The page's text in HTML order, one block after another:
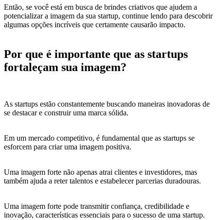
Então, se você está em busca de brindes criativos que ajudem a
potencializar a imagem da sua startup, continue lendo para descobrir
algumas opções incríveis que certamente causarão impacto.
Por que é importante que as startups
fortaleçam sua imagem?
As startups estão constantemente buscando maneiras inovadoras de
se destacar e construir uma marca sólida.
Em um mercado competitivo, é fundamental que as startups se
esforcem para criar uma imagem positiva.
Uma imagem forte não apenas atrai clientes e investidores, mas
também ajuda a reter talentos e estabelecer parcerias duradouras.
Uma imagem forte pode transmitir confiança, credibilidade e
inovação, características essenciais para o sucesso de uma startup.